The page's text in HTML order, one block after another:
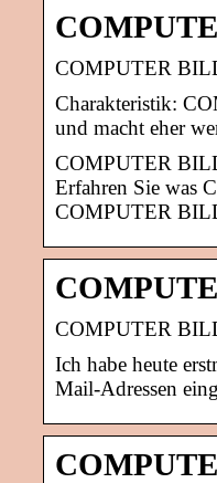
COMPUTER
Charakteristik:
und macht eher
COMPUTER
Erfahren Sie was
COMPUTER
COMPUTER
Ich habe heute
Mail-Adressen